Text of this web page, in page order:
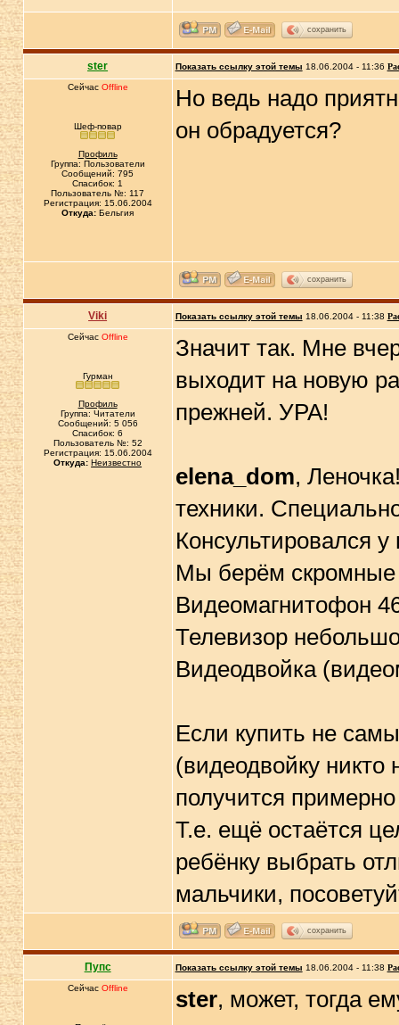
сохранить
ster Показать ссылку этой темы 18.06.2004 - 11:36
Сейчас Offline
Шеф-повар
Профиль
Группа: Пользователи
Сообщений: 795
Спасибок: 1
Пользователь №: 117
Регистрация: 15.06.2004
Откуда: Бельгия
Но ведь надо
он обрадуется?
сохранить
Viki Показать ссылку этой темы 18.06.2004 - 11:38
Сейчас Offline
Гурман
Профиль
Группа: Читатели
Сообщений: 5 056
Спасибок: 6
Пользователь №: 52
Регистрация: 15.06.2004
Откуда: Неизвестно
Значит так. Мне
выходит на новую
прежней. УРА!
elena_dom,
техники.
Консультировался
Мы берём скромные
Видеомагнитофон
Телевизор
Видеодвойка
Если купить не
(видеодвойку никто
получится
Т.е. ещё остаётся
ребёнку выбрать
мальчики,
сохранить
Пупс Показать ссылку этой темы 18.06.2004 - 11:38
Сейчас Offline ster, может, тогда